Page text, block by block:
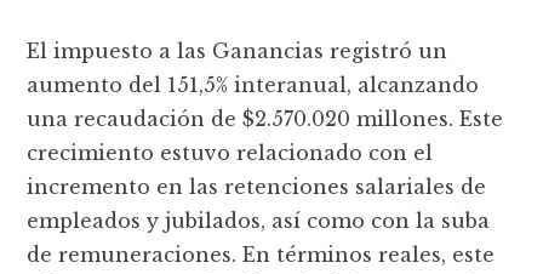
El impuesto a las Ganancias registró un
aumento del 151,5% interanual, alcanzando
una recaudación de $2.570.020 millones. Este
crecimiento estuvo relacionado con el
incremento en las retenciones salariales de
empleados y jubilados, así como con la suba
de remuneraciones. En términos reales, este